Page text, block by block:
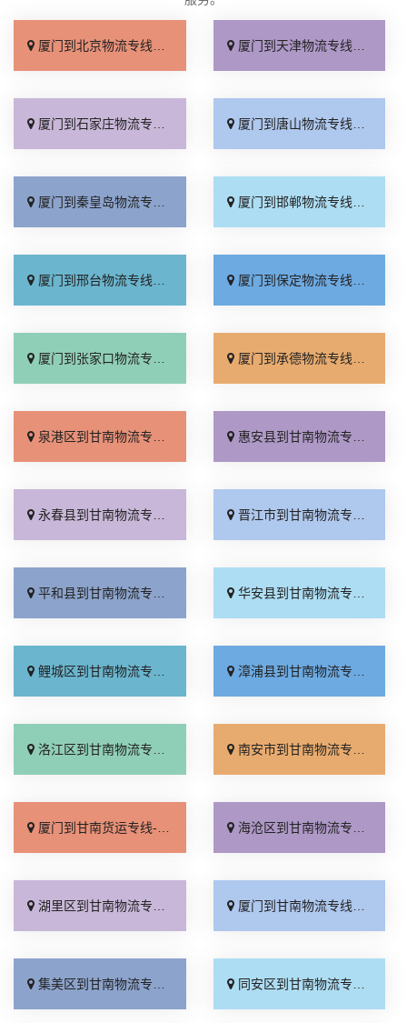
厦门到北京物流专线_直达不中转「送货到门」 厦门到天津物流专线_运保时效「高效快运」
厦门到石家庄物流专线_准时准点「多少公里」 厦门到唐山物流专线_全境派送「收费介绍」
厦门到秦皇岛物流专线_高效运输「运保时效」 厦门到邯郸物流专线_物流拼车「全境配送」
厦门到邢台物流专线_专业靠谱「上门提货」 厦门到保定物流专线_全程直达「高效运输」
厦门到张家口物流专线_全境派送「多久能到」 厦门到承德物流专线_专业调车「合理收费」
泉港区到甘南物流专线_运费多少「多久能到」 惠安县到甘南物流专线_多久时间「运保时效」
永春县到甘南物流专线_准时准点「专业可靠」 晋江市到甘南物流专线_一站式托运「费用多少」
平和县到甘南物流专线_定点发车「运保时效」 华安县到甘南物流专线_全程无虑「直达特快专线」
鲤城区到甘南物流专线_运费多少「一站式托运」 漳浦县到甘南物流专线_合理收费「直通专线」
洛江区到甘南物流专线_费用多少「市县闪送」 南安市到甘南物流专线_快速直达「送货上门」
厦门到甘南货运专线-厦门到甘南物流公司_定点发车「价位合理」 海沧区到甘南物流专线_直达往返「急你所需」
湖里区到甘南物流专线_急你所需「价格实惠」 厦门到甘南物流专线_快运有保障「直达不中转」
集美区到甘南物流专线_每日发车「不随意加价」 同安区到甘南物流专线_直通专线「要多少钱」